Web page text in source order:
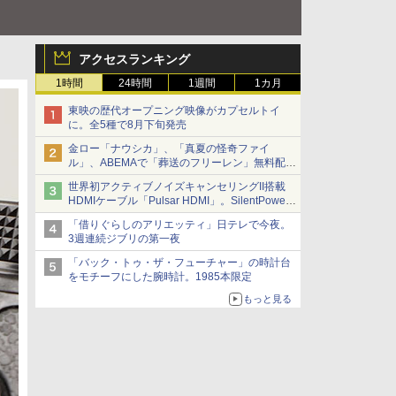
アクセスランキング
1時間 24時間 1週間 1カ月
東映の歴代オープニング映像がカプセルトイ
に。全5種で8月下旬発売
金ロー「ナウシカ」、「真夏の怪奇ファイ
ル」、ABEMAで「葬送のフリーレン」無料配信
など。夏の特番・配信情報
世界初アクティブノイズキャンセリングII搭載
HDMIケーブル「Pulsar HDMI」。SilentPower
から
「借りぐらしのアリエッティ」日テレで今夜。
3週連続ジブリの第一夜
「バック・トゥ・ザ・フューチャー」の時計台
をモチーフにした腕時計。1985本限定
もっと見る